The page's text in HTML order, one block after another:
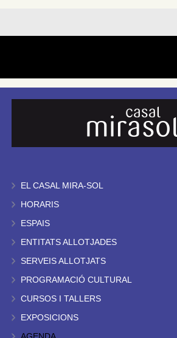
EL CASAL MIRA-SOL
HORARIS
ESPAIS
ENTITATS ALLOTJADES
SERVEIS ALLOTJATS
PROGRAMACIÓ CULTURAL
CURSOS I TALLERS
EXPOSICIONS